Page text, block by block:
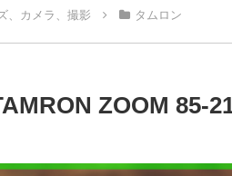
、カメラ、撮影 タムロン
ZOOM 85-